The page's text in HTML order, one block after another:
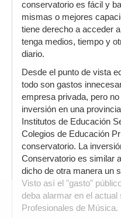
conservatorio es fácil y
mismas o mejores
tiene derecho a acceder
tenga medios, tiempo y
diario.
Desde el punto de vista
todo son gastos
empresa privada, pero
inversión en una
Institutos de Educación
Colegios de Educación
conservatorio. La
Conservatorio es similar
dicho de otra manera un
Visto así el "gasto"
deba alarmar en el
Profesionales de Música.